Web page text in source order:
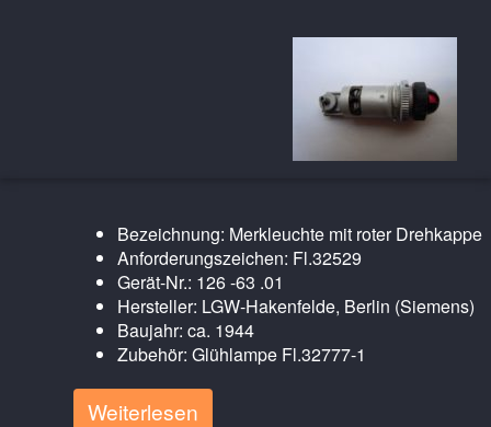
Bezeichnung: Merkleuchte mit roter Drehkappe
Anforderungszeichen: Fl.32529
Gerät-Nr.: 126 -63 .01
Hersteller: LGW-Hakenfelde, Berlin (Siemens)
Baujahr: ca. 1944
Zubehör: Glühlampe Fl.32777-1
Weiterlesen